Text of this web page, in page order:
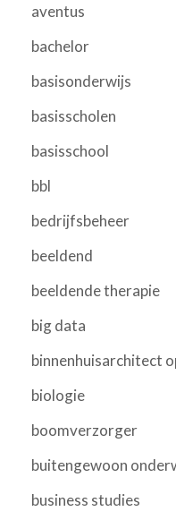
aventus
bachelor
basisonderwijs
basisscholen
basisschool
bbl
bedrijfsbeheer
beeldend
beeldende therapie
big data
binnenhuisarchitect
biologie
boomverzorger
buitengewoon
business studies